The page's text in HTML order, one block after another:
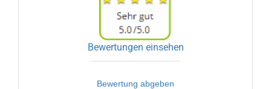
Bewertungen einsehen
Bewertung abgeben